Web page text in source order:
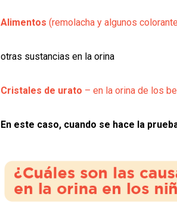
Alimentos (remolacha y algunos
otras sustancias en la orina
Cristales de urato – en la orina de los
En este caso, cuando se hace la